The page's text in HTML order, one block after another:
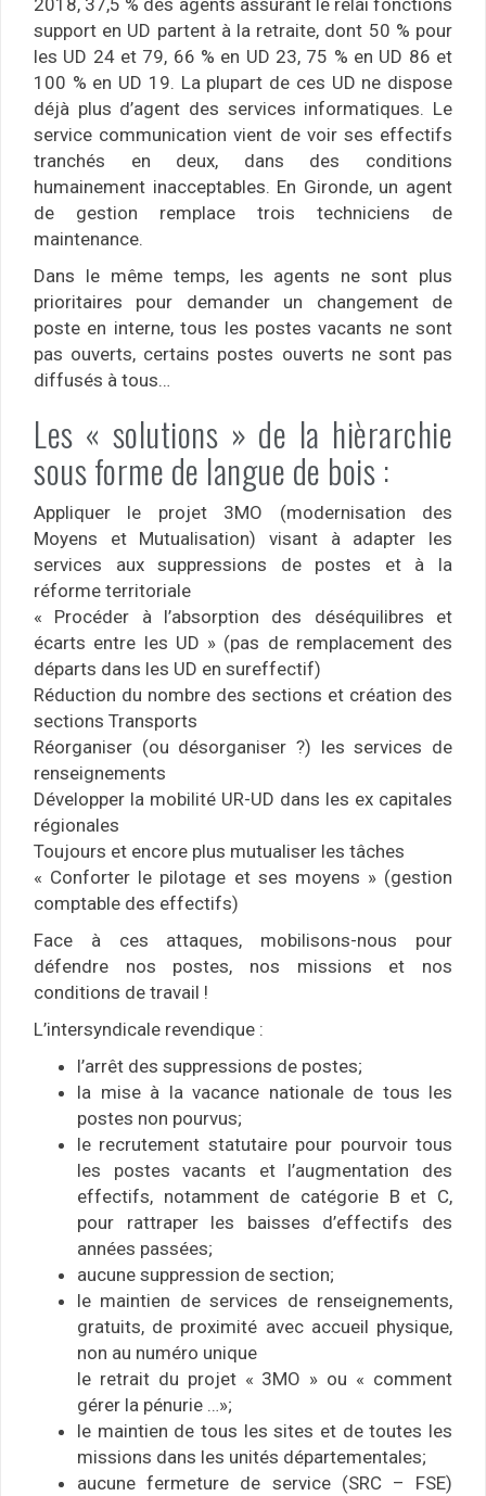
2018, 37,5 % des agents assurant le relai fonctions
support en UD partent à la retraite, dont 50 % pour
les UD 24 et 79, 66 % en UD 23, 75 % en UD 86 et
100 % en UD 19. La plupart de ces UD ne dispose
déjà plus d’agent des services informatiques. Le
service communication vient de voir ses effectifs
tranchés en deux, dans des conditions
humainement inacceptables. En Gironde, un agent
de gestion remplace trois techniciens de
maintenance.
Dans le même temps, les agents ne sont plus
prioritaires pour demander un changement de
poste en interne, tous les postes vacants ne sont
pas ouverts, certains postes ouverts ne sont pas
diffusés à tous…
Les « solutions » de la hièrarchie
sous forme de langue de bois :
Appliquer le projet 3MO (modernisation des
Moyens et Mutualisation) visant à adapter les
services aux suppressions de postes et à la
réforme territoriale
« Procéder à l’absorption des déséquilibres et
écarts entre les UD » (pas de remplacement des
départs dans les UD en sureffectif)
Réduction du nombre des sections et création des
sections Transports
Réorganiser (ou désorganiser ?) les services de
renseignements
Développer la mobilité UR-UD dans les ex capitales
régionales
Toujours et encore plus mutualiser les tâches
« Conforter le pilotage et ses moyens » (gestion
comptable des effectifs)
Face à ces attaques, mobilisons-nous pour
défendre nos postes, nos missions et nos
conditions de travail !
L’intersyndicale revendique :
l’arrêt des suppressions de postes;
la mise à la vacance nationale de tous les
postes non pourvus;
le recrutement statutaire pour pourvoir tous
les postes vacants et l’augmentation des
effectifs, notamment de catégorie B et C,
pour rattraper les baisses d’effectifs des
années passées;
aucune suppression de section;
le maintien de services de renseignements,
gratuits, de proximité avec accueil physique,
non au numéro unique
le retrait du projet « 3MO » ou « comment
gérer la pénurie …»;
le maintien de tous les sites et de toutes les
missions dans les unités départementales;
aucune fermeture de service (SRC – FSE)